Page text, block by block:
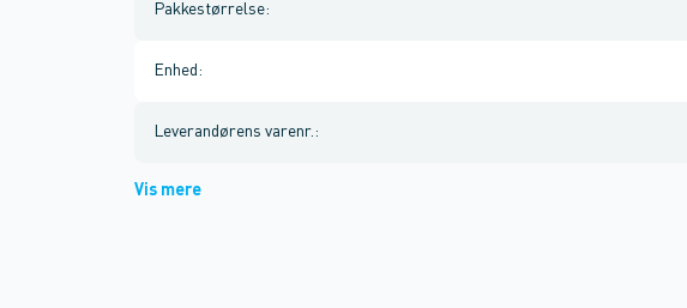
Pakkestørrelse:
Enhed :
Leverandørens varenr. :
Vis mere